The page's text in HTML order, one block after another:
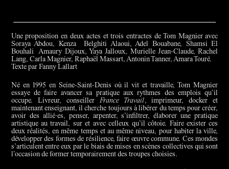
Une proposition en deux actes et trois entractes de Tom Magnier avec
Soraya Abdou, Kenza Belghiti Alaoui, Adel Bouabane, Shamsi El
Bouhali Amaury Dijoux, Yaya Jalloux, Murielle Jean-Claude, Rachel
Lang, Carla Magnier, Raphaël Massart, Antonin Tanner, Amara Touré.
Texte par Fanny Lallart
Né en 1995 en Seine-Saint-Denis où il vit et travaille, Tom Magnier
essaye de faire avancer sa pratique aux rythmes des emplois qu’il
occupe. Livreur, conseiller France Travail, imprimeur, docker et
maintenant enseignant, il cherche toujours à libérer du temps pour créer,
avoir des allié·es, penser, arpenter, s’infiltrer, élaborer une pratique
artistique au travail, sur et avec celleux qu’il côtoie. Faire exister ces
deux réalités, en même temps et au même niveau, pour habiter la ville,
développer des formes de résilience, faire œuvre commune. Ces mondes
s’articulent entre eux par le biais de mises en scènes collectives qui sont
l’occasion de former temporairement des troupes choisies.